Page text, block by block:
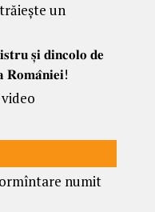
un
𝐬̦𝐢 𝐝𝐢𝐧𝐜𝐨𝐥𝐨 𝐝𝐞
𝐑𝐨𝐦𝐚̂𝐧𝐢𝐞𝐢!
numit